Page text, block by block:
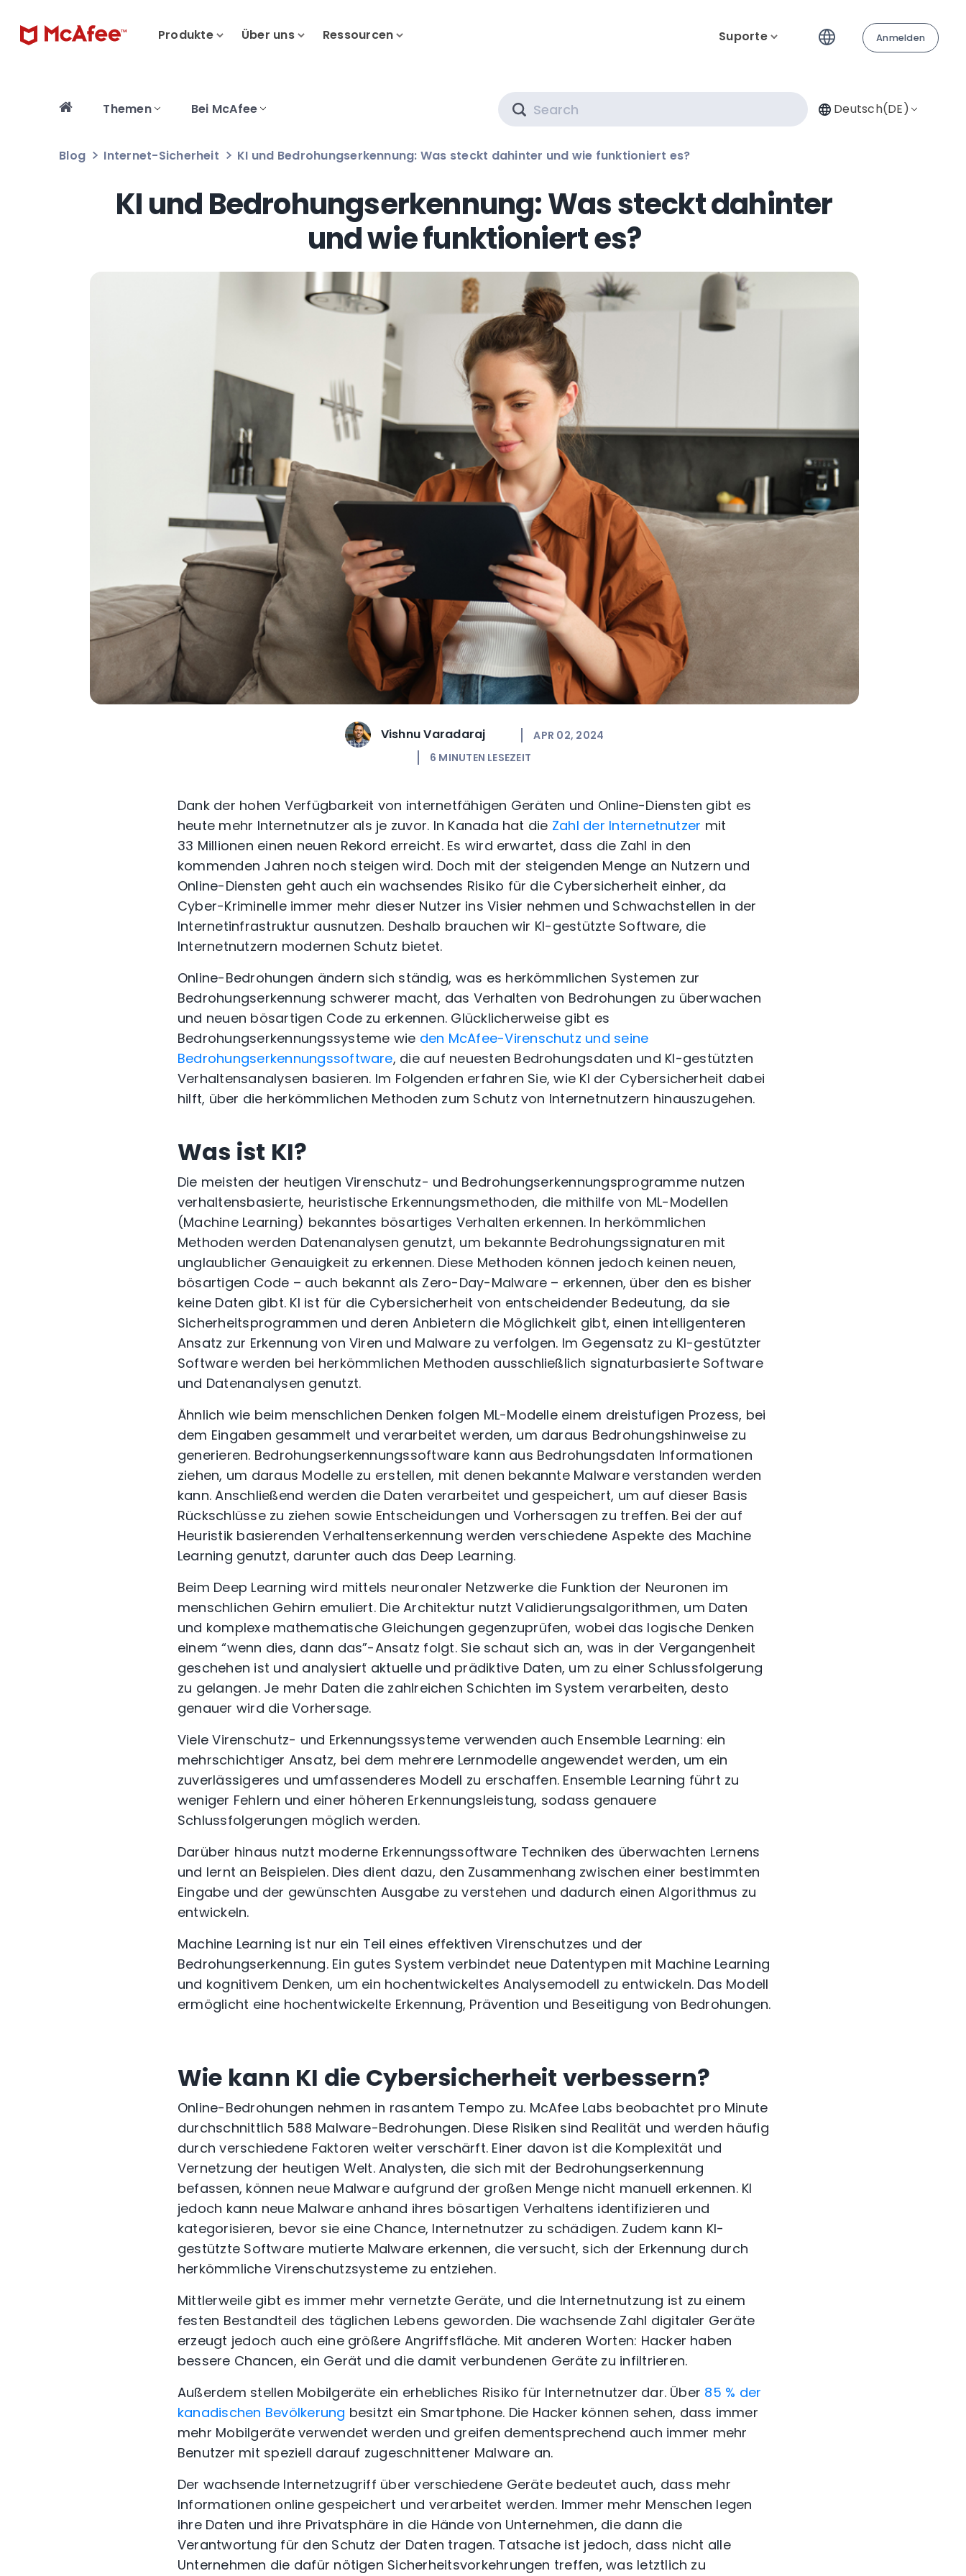
Produkte Über uns Ressourcen Suporte Anmelden
Themen Bei McAfee Deutsch(DE)
Blog Internet-Sicherheit KI und Bedrohungserkennung: Was steckt dahinter und wie funktioniert es?
KI und Bedrohungserkennung: Was steckt dahinter
und wie funktioniert es?
Vishnu Varadaraj
APR 02, 2024
6 MINUTEN LESEZEIT
Dank der hohen Verfügbarkeit von internetfähigen Geräten und Online-Diensten gibt es
heute mehr Internetnutzer als je zuvor. In Kanada hat die Zahl der Internetnutzer mit
33 Millionen einen neuen Rekord erreicht. Es wird erwartet, dass die Zahl in den
kommenden Jahren noch steigen wird. Doch mit der steigenden Menge an Nutzern und
Online-Diensten geht auch ein wachsendes Risiko für die Cybersicherheit einher, da
Cyber-Kriminelle immer mehr dieser Nutzer ins Visier nehmen und Schwachstellen in der
Internetinfrastruktur ausnutzen. Deshalb brauchen wir KI-gestützte Software, die
Internetnutzern modernen Schutz bietet.
Online-Bedrohungen ändern sich ständig, was es herkömmlichen Systemen zur
Bedrohungserkennung schwerer macht, das Verhalten von Bedrohungen zu überwachen
und neuen bösartigen Code zu erkennen. Glücklicherweise gibt es
Bedrohungserkennungssysteme wie den McAfee-Virenschutz und seine
Bedrohungserkennungssoftware, die auf neuesten Bedrohungsdaten und KI-gestützten
Verhaltensanalysen basieren. Im Folgenden erfahren Sie, wie KI der Cybersicherheit dabei
hilft, über die herkömmlichen Methoden zum Schutz von Internetnutzern hinauszugehen.
Was ist KI?
Die meisten der heutigen Virenschutz- und Bedrohungserkennungsprogramme nutzen
verhaltensbasierte, heuristische Erkennungsmethoden, die mithilfe von ML-Modellen
(Machine Learning) bekanntes bösartiges Verhalten erkennen. In herkömmlichen
Methoden werden Datenanalysen genutzt, um bekannte Bedrohungssignaturen mit
unglaublicher Genauigkeit zu erkennen. Diese Methoden können jedoch keinen neuen,
bösartigen Code – auch bekannt als Zero-Day-Malware – erkennen, über den es bisher
keine Daten gibt. KI ist für die Cybersicherheit von entscheidender Bedeutung, da sie
Sicherheitsprogrammen und deren Anbietern die Möglichkeit gibt, einen intelligenteren
Ansatz zur Erkennung von Viren und Malware zu verfolgen. Im Gegensatz zu KI-gestützter
Software werden bei herkömmlichen Methoden ausschließlich signaturbasierte Software
und Datenanalysen genutzt.
Ähnlich wie beim menschlichen Denken folgen ML-Modelle einem dreistufigen Prozess, bei
dem Eingaben gesammelt und verarbeitet werden, um daraus Bedrohungshinweise zu
generieren. Bedrohungserkennungssoftware kann aus Bedrohungsdaten Informationen
ziehen, um daraus Modelle zu erstellen, mit denen bekannte Malware verstanden werden
kann. Anschließend werden die Daten verarbeitet und gespeichert, um auf dieser Basis
Rückschlüsse zu ziehen sowie Entscheidungen und Vorhersagen zu treffen. Bei der auf
Heuristik basierenden Verhaltenserkennung werden verschiedene Aspekte des Machine
Learning genutzt, darunter auch das Deep Learning.
Beim Deep Learning wird mittels neuronaler Netzwerke die Funktion der Neuronen im
menschlichen Gehirn emuliert. Die Architektur nutzt Validierungsalgorithmen, um Daten
und komplexe mathematische Gleichungen gegenzuprüfen, wobei das logische Denken
einem “wenn dies, dann das”-Ansatz folgt. Sie schaut sich an, was in der Vergangenheit
geschehen ist und analysiert aktuelle und prädiktive Daten, um zu einer Schlussfolgerung
zu gelangen. Je mehr Daten die zahlreichen Schichten im System verarbeiten, desto
genauer wird die Vorhersage.
Viele Virenschutz- und Erkennungssysteme verwenden auch Ensemble Learning: ein
mehrschichtiger Ansatz, bei dem mehrere Lernmodelle angewendet werden, um ein
zuverlässigeres und umfassenderes Modell zu erschaffen. Ensemble Learning führt zu
weniger Fehlern und einer höheren Erkennungsleistung, sodass genauere
Schlussfolgerungen möglich werden.
Darüber hinaus nutzt moderne Erkennungssoftware Techniken des überwachten Lernens
und lernt an Beispielen. Dies dient dazu, den Zusammenhang zwischen einer bestimmten
Eingabe und der gewünschten Ausgabe zu verstehen und dadurch einen Algorithmus zu
entwickeln.
Machine Learning ist nur ein Teil eines effektiven Virenschutzes und der
Bedrohungserkennung. Ein gutes System verbindet neue Datentypen mit Machine Learning
und kognitivem Denken, um ein hochentwickeltes Analysemodell zu entwickeln. Das Modell
ermöglicht eine hochentwickelte Erkennung, Prävention und Beseitigung von Bedrohungen.
Wie kann KI die Cybersicherheit verbessern?
Online-Bedrohungen nehmen in rasantem Tempo zu. McAfee Labs beobachtet pro Minute
durchschnittlich 588 Malware-Bedrohungen. Diese Risiken sind Realität und werden häufig
durch verschiedene Faktoren weiter verschärft. Einer davon ist die Komplexität und
Vernetzung der heutigen Welt. Analysten, die sich mit der Bedrohungserkennung
befassen, können neue Malware aufgrund der großen Menge nicht manuell erkennen. KI
jedoch kann neue Malware anhand ihres bösartigen Verhaltens identifizieren und
kategorisieren, bevor sie eine Chance, Internetnutzer zu schädigen. Zudem kann KI-
gestützte Software mutierte Malware erkennen, die versucht, sich der Erkennung durch
herkömmliche Virenschutzsysteme zu entziehen.
Mittlerweile gibt es immer mehr vernetzte Geräte, und die Internetnutzung ist zu einem
festen Bestandteil des täglichen Lebens geworden. Die wachsende Zahl digitaler Geräte
erzeugt jedoch auch eine größere Angriffsfläche. Mit anderen Worten: Hacker haben
bessere Chancen, ein Gerät und die damit verbundenen Geräte zu infiltrieren.
Außerdem stellen Mobilgeräte ein erhebliches Risiko für Internetnutzer dar. Über 85 % der
kanadischen Bevölkerung besitzt ein Smartphone. Die Hacker können sehen, dass immer
mehr Mobilgeräte verwendet werden und greifen dementsprechend auch immer mehr
Benutzer mit speziell darauf zugeschnittener Malware an.
Der wachsende Internetzugriff über verschiedene Geräte bedeutet auch, dass mehr
Informationen online gespeichert und verarbeitet werden. Immer mehr Menschen legen
ihre Daten und ihre Privatsphäre in die Hände von Unternehmen, die dann die
Verantwortung für den Schutz der Daten tragen. Tatsache ist jedoch, dass nicht alle
Unternehmen die dafür nötigen Sicherheitsvorkehrungen treffen, was letztlich zu